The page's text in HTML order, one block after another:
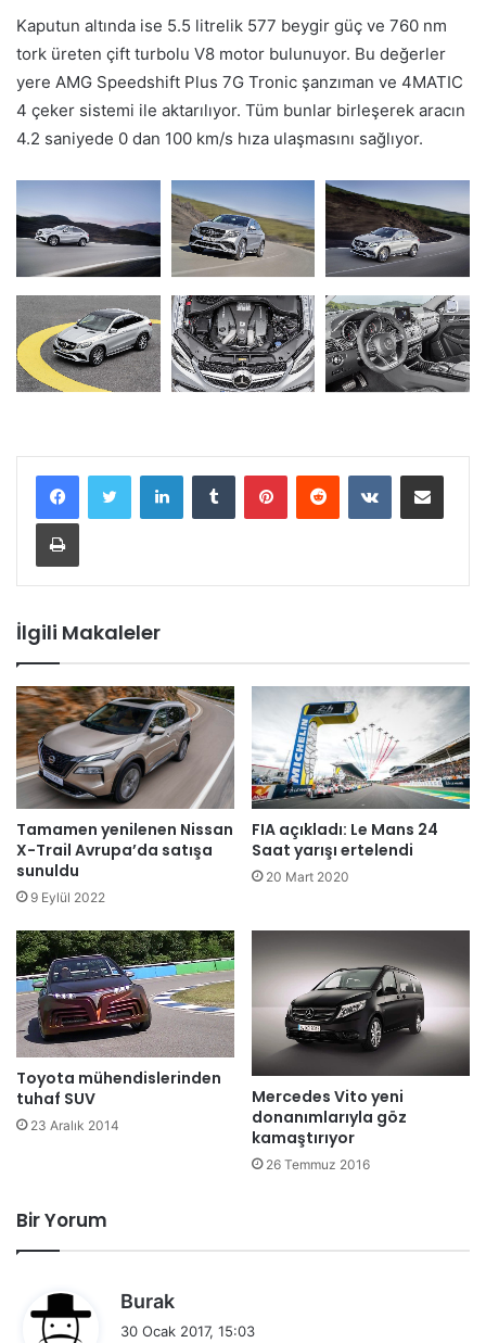
Kaputun altında ise 5.5 litrelik 577 beygir güç ve 760 nm
tork üreten çift turbolu V8 motor bulunuyor. Bu değerler
yere AMG Speedshift Plus 7G Tronic şanzıman ve 4MATIC
4 çeker sistemi ile aktarılıyor. Tüm bunlar birleşerek aracın
4.2 saniyede 0 dan 100 km/s hıza ulaşmasını sağlıyor.
İlgili Makaleler
Tamamen yenilenen Nissan
X-Trail Avrupa’da satışa
sunuldu
9 Eylül 2022
FIA açıkladı: Le Mans 24
Saat yarışı ertelendi
20 Mart 2020
Toyota mühendislerinden
tuhaf SUV
23 Aralık 2014
Mercedes Vito yeni
donanımlarıyla göz
kamaştırıyor
26 Temmuz 2016
Bir Yorum
Burak
30 Ocak 2017, 15:03